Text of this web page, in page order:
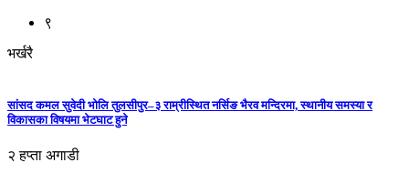
९
भर्खरै
सांसद कमल सुवेदी भोलि तुलसीपुर–३ राम्रीस्थित नर्सिङ भैरव मन्दिरमा, स्थानीय समस्या र
विकासका विषयमा भेटघाट हुने
२ हप्ता अगाडी